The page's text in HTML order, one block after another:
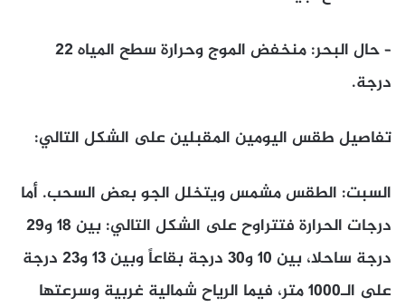
– حال البحر: منخفض الموج وحرارة سطح المياه ٢٢
درجة.
تفاصيل طقس اليومين المقبلين على الشكل التالي:
السبت: الطقس مشمس ويتخلل الجو بعض السحب. أما
درجات الحرارة فتتراوح على الشكل التالي: بين ١٨ و٢٩
درجة ساحلا، بين ١٠ و٣٠ درجة بقاعاً وبين ١٣ و٢٣ درجة
على الـ١٠٠٠ متر، فيما الرياح شمالية غربية وسرعتها